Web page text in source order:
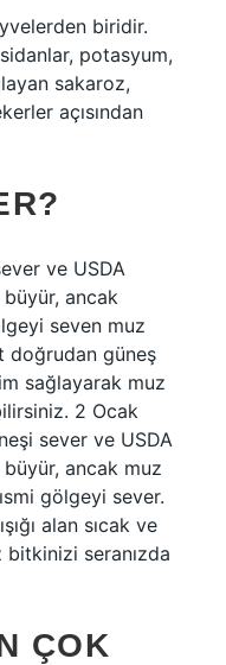
biridir.
potasyum,
sakaroz,
açısından
ve USDA
büyür, ancak
seven muz
doğrudan güneş
sağlayarak muz
2 Ocak
sever ve USDA
ancak muz
gölgeyi sever.
alan sıcak ve
seranızda
ÇOK